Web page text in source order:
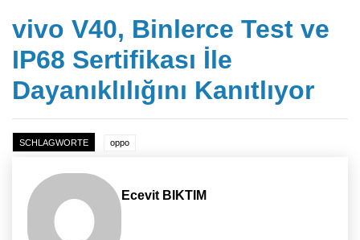
vivo V40, Binlerce Test ve
IP68 Sertifikası İle
Dayanıklılığını Kanıtlıyor
SCHLAGWORTE oppo
Ecevit BIKTIM